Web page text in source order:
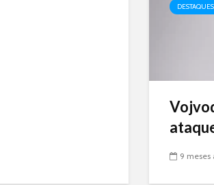
DESTAQUES
9 meses